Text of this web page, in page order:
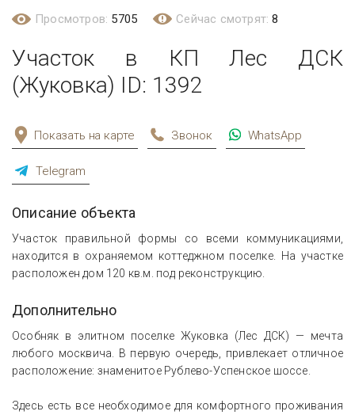
Просмотров: 5705 Сейчас смотрят:8
Участок в КП Лес ДСК
(Жуковка) ID: 1392
Показать на карте Звонок WhatsApp
Telegram
Описание объекта
Участок правильной формы со всеми коммуникациями,
находится в охраняемом коттеджном поселке. На участке
расположен дом 120 кв.м. под реконструкцию.
Дополнительно
Особняк в элитном поселке Жуковка (Лес ДСК) — мечта
любого москвича. В первую очередь, привлекает отличное
расположение: знаменитое Рублево-Успенское шоссе.
Здесь есть все необходимое для комфортного проживания